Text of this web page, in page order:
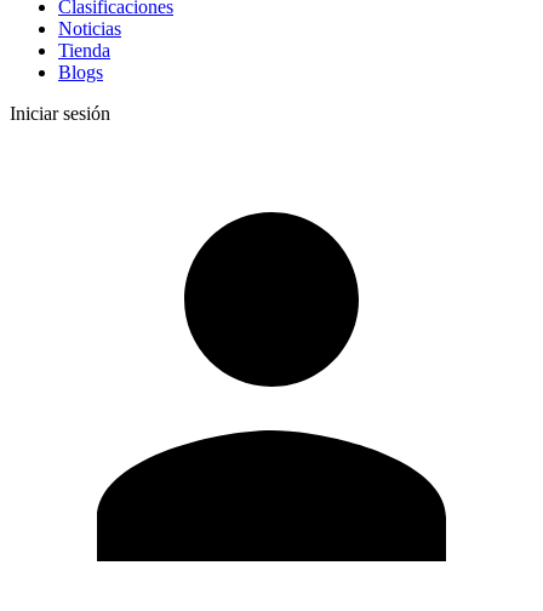
Clasificaciones
Noticias
Tienda
Blogs
Iniciar sesión